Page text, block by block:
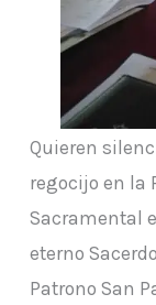
Quieren
regocijo en la
Sacramental
eterno
Patrono San